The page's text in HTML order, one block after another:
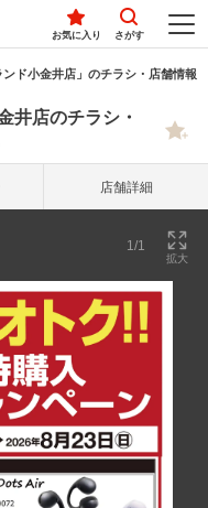
お気に入り さがす
ンド小金井店」のチラシ・店舗情報
井店のチラシ・
店舗詳細
1/1
拡大